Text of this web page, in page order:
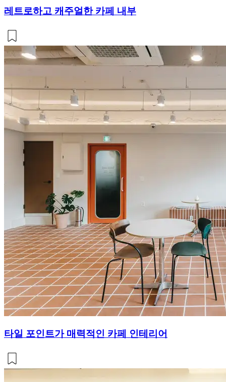
레트로하고 캐주얼한 카페 내부
타일 포인트가 매력적인 카페 인테리어